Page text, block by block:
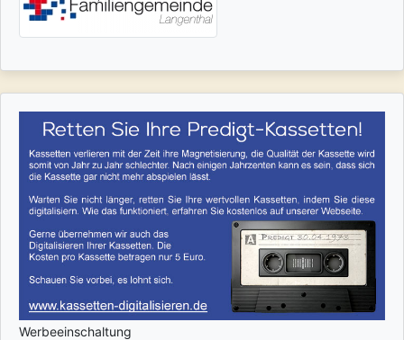
Werbeeinschaltung